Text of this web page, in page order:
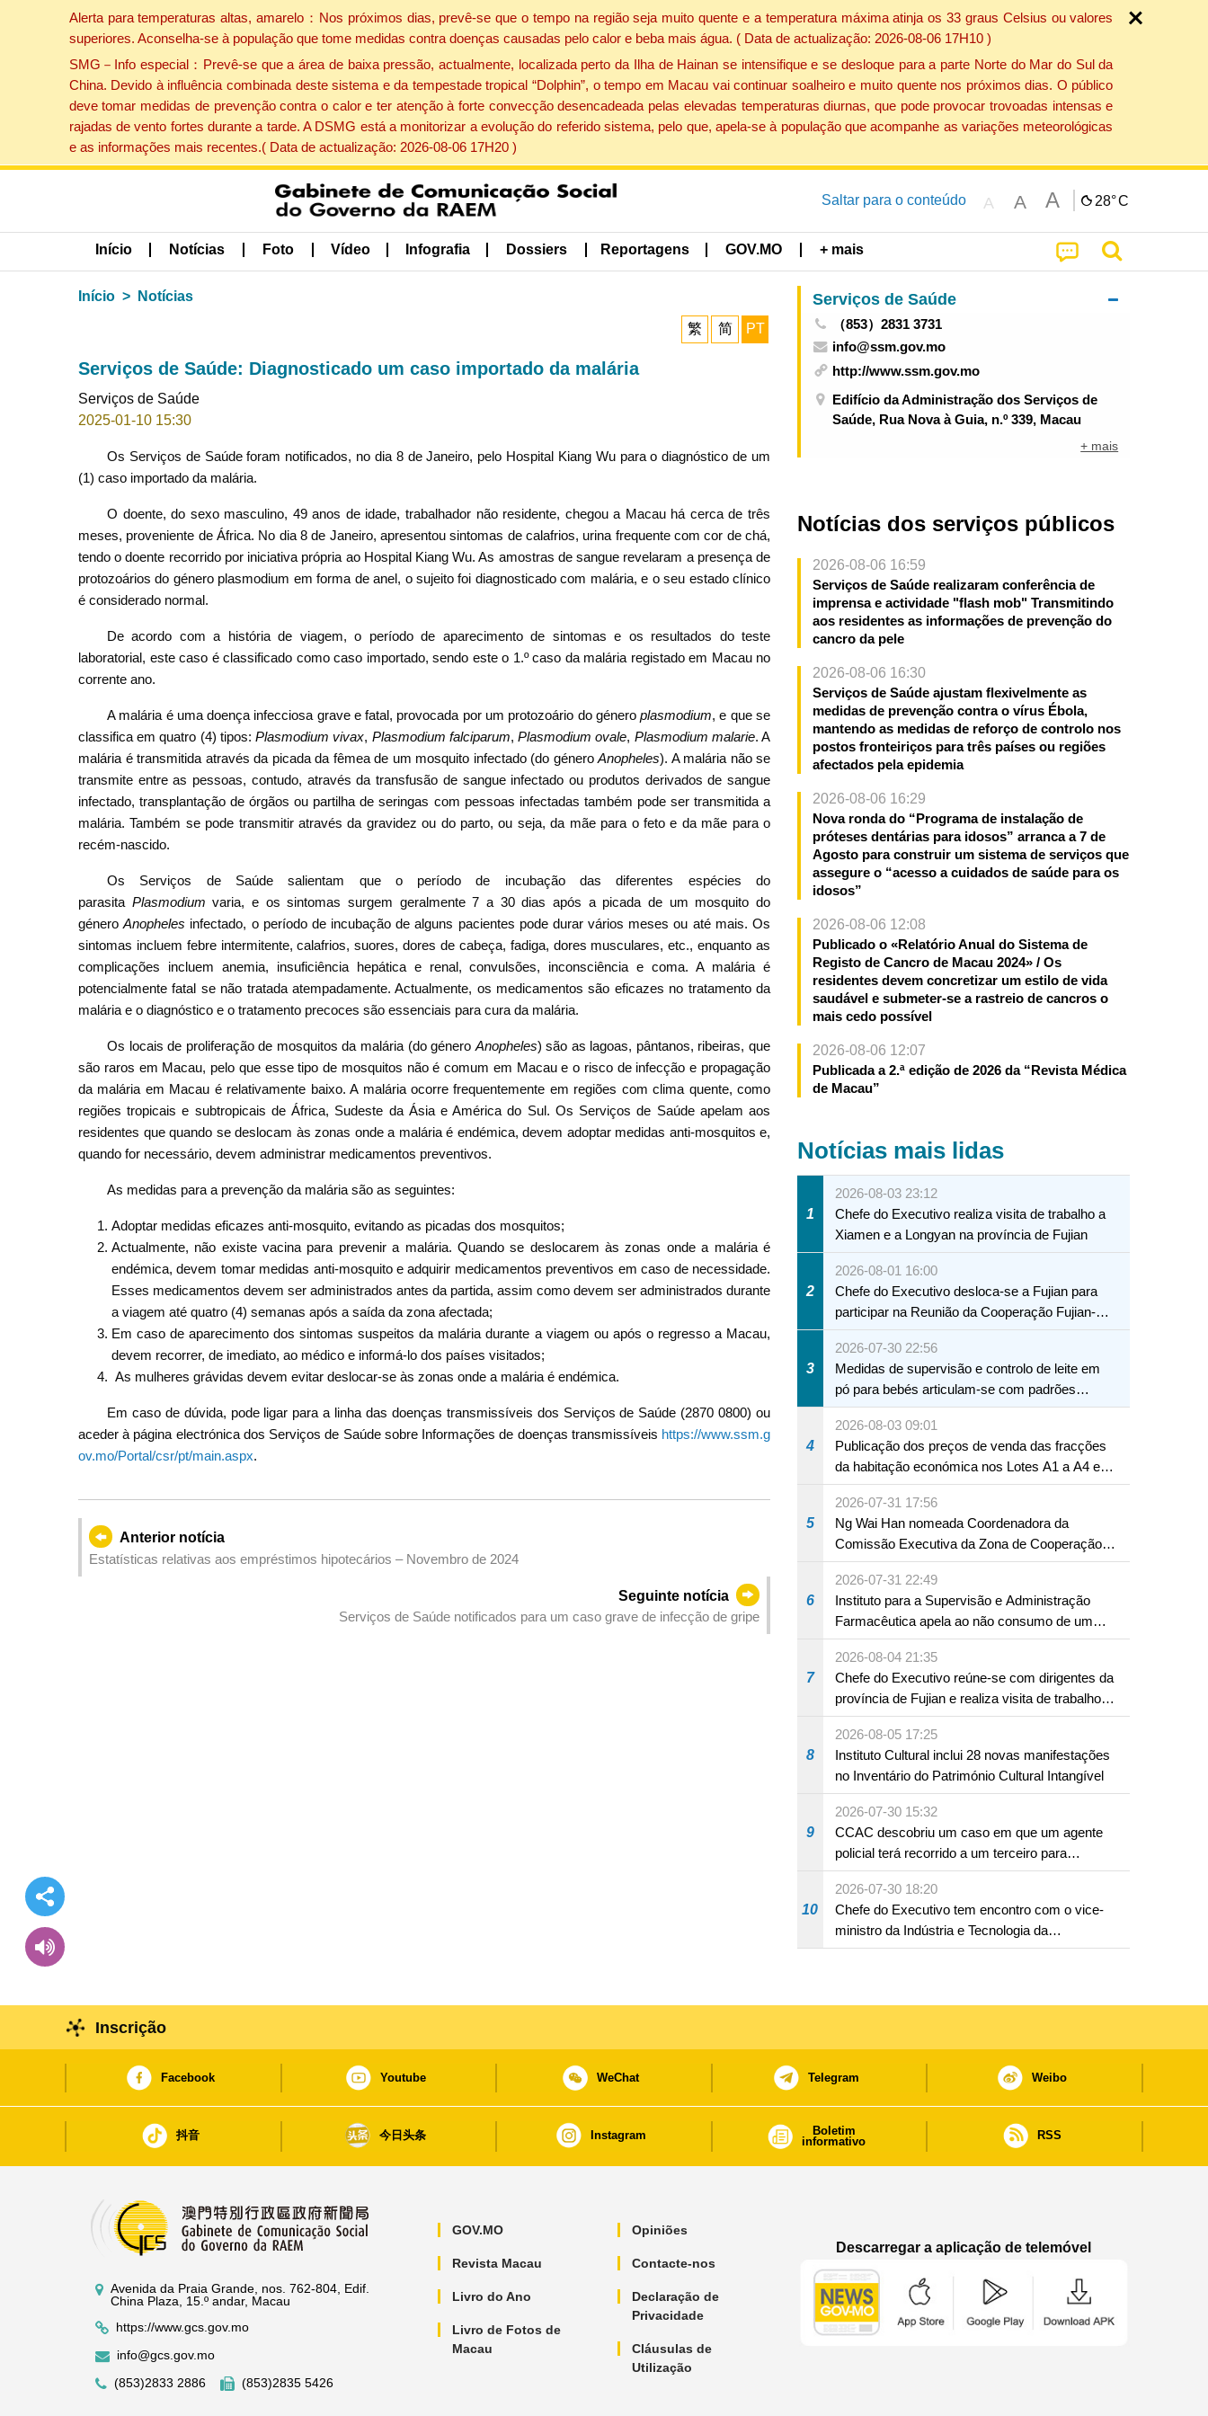
Alerta para temperaturas altas, amarelo：Nos próximos dias, prevê-se que o tempo na região seja muito quente e a temperatura máxima atinja os 33 graus Celsius ou valores
superiores. Aconselha-se à população que tome medidas contra doenças causadas pelo calor e beba mais água. ( Data de actualização: 2026-08-06 17H10 )
SMG－Info especial：Prevê-se que a área de baixa pressão, actualmente, localizada perto da Ilha de Hainan se intensifique e se desloque para a parte Norte do Mar do Sul da
China. Devido à influência combinada deste sistema e da tempestade tropical “Dolphin”, o tempo em Macau vai continuar soalheiro e muito quente nos próximos dias. O público
deve tomar medidas de prevenção contra o calor e ter atenção à forte convecção desencadeada pelas elevadas temperaturas diurnas, que pode provocar trovoadas intensas e
rajadas de vento fortes durante a tarde. A DSMG está a monitorizar a evolução do referido sistema, pelo que, apela-se à população que acompanhe as variações meteorológicas
e as informações mais recentes.( Data de actualização: 2026-08-06 17H20 )
Saltar para o conteúdo A A A 28°C
Início Notícias Foto Vídeo Infografia Dossiers Reportagens GOV.MO + mais
Início Notícias
繁 简 PT
Serviços de Saúde: Diagnosticado um caso importado da malária
Serviços de Saúde
2025-01-10 15:30
Os Serviços de Saúde foram notificados, no dia 8 de Janeiro, pelo Hospital Kiang Wu para o diagnóstico de um
(1) caso importado da malária.
O doente, do sexo masculino, 49 anos de idade, trabalhador não residente, chegou a Macau há cerca de três
meses, proveniente de África. No dia 8 de Janeiro, apresentou sintomas de calafrios, urina frequente com cor de chá,
tendo o doente recorrido por iniciativa própria ao Hospital Kiang Wu. As amostras de sangue revelaram a presença de
protozoários do género plasmodium em forma de anel, o sujeito foi diagnosticado com malária, e o seu estado clínico
é considerado normal.
De acordo com a história de viagem, o período de aparecimento de sintomas e os resultados do teste
laboratorial, este caso é classificado como caso importado, sendo este o 1.º caso da malária registado em Macau no
corrente ano.
A malária é uma doença infecciosa grave e fatal, provocada por um protozoário do géneroplasmodium, e que se
classifica em quatro (4) tipos:Plasmodium vivax, Plasmodium falciparum,Plasmodium ovale, Plasmodium malarie. A
malária é transmitida através da picada da fêmea de um mosquito infectado (do género Anopheles). A malária não se
transmite entre as pessoas, contudo, através da transfusão de sangue infectado ou produtos derivados de sangue
infectado, transplantação de órgãos ou partilha de seringas com pessoas infectadas também pode ser transmitida a
malária. Também se pode transmitir através da gravidez ou do parto, ou seja, da mãe para o feto e da mãe para o
recém-nascido.
Os Serviços de Saúde salientam que o período de incubação das diferentes espécies do
parasita Plasmodium varia, e os sintomas surgem geralmente 7 a 30 dias após a picada de um mosquito do
géneroAnopheles infectado, o período de incubação de alguns pacientes pode durar vários meses ou até mais. Os
sintomas incluem febre intermitente, calafrios, suores, dores de cabeça, fadiga, dores musculares, etc., enquanto as
complicações incluem anemia, insuficiência hepática e renal, convulsões, inconsciência e coma. A malária é
potencialmente fatal se não tratada atempadamente. Actualmente, os medicamentos são eficazes no tratamento da
malária e o diagnóstico e o tratamento precoces são essenciais para cura da malária.
Os locais de proliferação de mosquitos da malária (do género Anopheles) são as lagoas, pântanos, ribeiras, que
são raros em Macau, pelo que esse tipo de mosquitos não é comum em Macau e o risco de infecção e propagação
da malária em Macau é relativamente baixo. A malária ocorre frequentemente em regiões com clima quente, como
regiões tropicais e subtropicais de África, Sudeste da Ásia e América do Sul. Os Serviços de Saúde apelam aos
residentes que quando se deslocam às zonas onde a malária é endémica, devem adoptar medidas anti-mosquitos e,
quando for necessário, devem administrar medicamentos preventivos.
As medidas para a prevenção da malária são as seguintes:
Adoptar medidas eficazes anti-mosquito, evitando as picadas dos mosquitos;
Actualmente, não existe vacina para prevenir a malária. Quando se deslocarem às zonas onde a malária é
endémica, devem tomar medidas anti-mosquito e adquirir medicamentos preventivos em caso de necessidade.
Esses medicamentos devem ser administrados antes da partida, assim como devem ser administrados durante
a viagem até quatro (4) semanas após a saída da zona afectada;
Em caso de aparecimento dos sintomas suspeitos da malária durante a viagem ou após o regresso a Macau,
devem recorrer, de imediato, ao médico e informá-lo dos países visitados;
As mulheres grávidas devem evitar deslocar-se às zonas onde a malária é endémica.
Em caso de dúvida, pode ligar para a linha das doenças transmissíveis dos Serviços de Saúde (2870 0800) ou
aceder à página electrónica dos Serviços de Saúde sobre Informações de doenças transmissíveis https://www.ssm.g
ov.mo/Portal/csr/pt/main.aspx.
Anterior notícia
Estatísticas relativas aos empréstimos hipotecários – Novembro de 2024
Seguinte notícia
Serviços de Saúde notificados para um caso grave de infecção de gripe
Serviços de Saúde
（853）2831 3731
info@ssm.gov.mo
http://www.ssm.gov.mo
Edifício da Administração dos Serviços de
Saúde, Rua Nova à Guia, n.º 339, Macau
+ mais
Notícias dos serviços públicos
2026-08-06 16:59
Serviços de Saúde realizaram conferência de
imprensa e actividade "flash mob" Transmitindo
aos residentes as informações de prevenção do
cancro da pele
2026-08-06 16:30
Serviços de Saúde ajustam flexivelmente as
medidas de prevenção contra o vírus Ébola,
mantendo as medidas de reforço de controlo nos
postos fronteiriços para três países ou regiões
afectados pela epidemia
2026-08-06 16:29
Nova ronda do “Programa de instalação de
próteses dentárias para idosos” arranca a 7 de
Agosto para construir um sistema de serviços que
assegure o “acesso a cuidados de saúde para os
idosos”
2026-08-06 12:08
Publicado o «Relatório Anual do Sistema de
Registo de Cancro de Macau 2024» / Os
residentes devem concretizar um estilo de vida
saudável e submeter-se a rastreio de cancros o
mais cedo possível
2026-08-06 12:07
Publicada a 2.ª edição de 2026 da “Revista Médica
de Macau”
Notícias mais lidas
1
2026-08-03 23:12
Chefe do Executivo realiza visita de trabalho a
Xiamen e a Longyan na província de Fujian
2
2026-08-01 16:00
Chefe do Executivo desloca-se a Fujian para
participar na Reunião da Cooperação Fujian-
Macau
3
2026-07-30 22:56
Medidas de supervisão e controlo de leite em
pó para bebés articulam-se com padrões
internacionais Serviços interdepartamentais
envidam esforços para assegurar a saúde dos
bebés e crianças, assim como a segurança
alimentar
4
2026-08-03 09:01
Publicação dos preços de venda das fracções
da habitação económica nos Lotes A1 a A4 e
A12 da Zona A dos Novos Aterros
5
2026-07-31 17:56
Ng Wai Han nomeada Coordenadora da
Comissão Executiva da Zona de Cooperação
Aprofundada entre Guangdong e Macau em
Hengqin
6
2026-07-31 22:49
Instituto para a Supervisão e Administração
Farmacêutica apela ao não consumo de um
produto com substâncias medicamentosas
ocidentais
7
2026-08-04 21:35
Chefe do Executivo reúne-se com dirigentes da
província de Fujian e realiza visita de trabalho
em Fuzhou
8
2026-08-05 17:25
Instituto Cultural inclui 28 novas manifestações
no Inventário do Património Cultural Intangível
9
2026-07-30 15:32
CCAC descobriu um caso em que um agente
policial terá recorrido a um terceiro para
assumir por si a culpa na sequência de uma
infracção rodoviária
10
2026-07-30 18:20
Chefe do Executivo tem encontro com o vice-
ministro da Indústria e Tecnologia da
Informação
Inscrição
Facebook Youtube WeChat Telegram Weibo
抖音 今日头条 Instagram
Boletim
informativo
RSS
Avenida da Praia Grande, nos. 762-804, Edif.
China Plaza, 15.º andar, Macau
https://www.gcs.gov.mo
info@gcs.gov.mo
(853)2833 2886
(853)2835 5426
GOV.MO
Revista Macau
Livro do Ano
Livro de Fotos de
Macau
Opiniões
Contacte-nos
Declaração de
Privacidade
Cláusulas de
Utilização
Descarregar a aplicação de telemóvel